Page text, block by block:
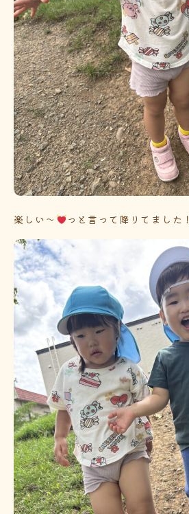
楽しい～ っと言って降りてました！